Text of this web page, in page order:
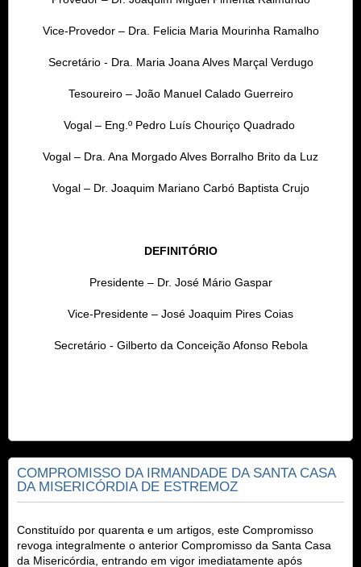
Vice-Provedor – Dra. Felicia Maria Mourinha Ramalho
Secretário - Dra. Maria Joana Alves Marçal Verdugo
Tesoureiro – João Manuel Calado Guerreiro
Vogal – Eng.º Pedro Luís Chouriço Quadrado
Vogal – Dra. Ana Morgado Alves Borralho Brito da Luz
Vogal – Dr. Joaquim Mariano Carbó Baptista Crujo
DEFINITÓRIO
Presidente – Dr. José Mário Gaspar
Vice-Presidente – José Joaquim Pires Coias
Secretário - Gilberto da Conceição Afonso Rebola
COMPROMISSO DA IRMANDADE DA SANTA CASA
DA MISERICÓRDIA DE ESTREMOZ
Constituído por quarenta e um artigos, este Compromisso
revoga integralmente o anterior Compromisso da Santa Casa
da Misericórdia, entrando em vigor imediatamente após